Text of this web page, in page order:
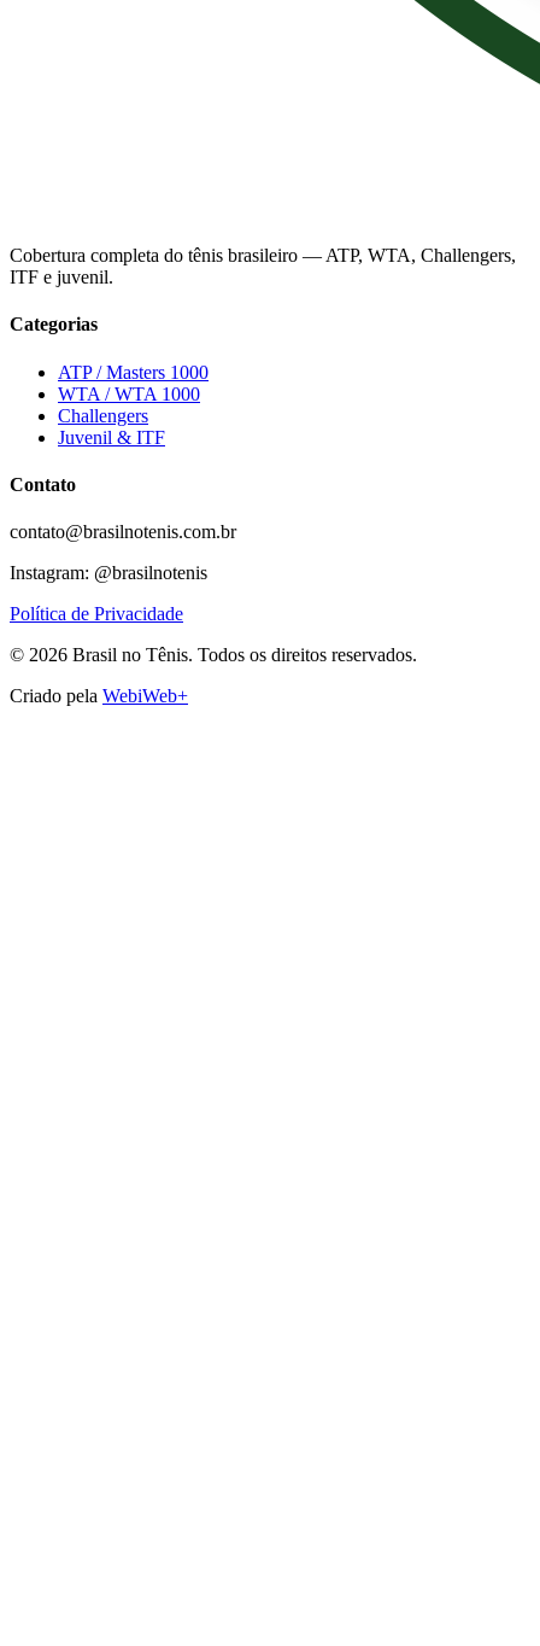
Cobertura completa do tênis brasileiro — ATP, WTA, Challengers,
ITF e juvenil.
Categorias
ATP / Masters 1000
WTA / WTA 1000
Challengers
Juvenil & ITF
Contato
contato@brasilnotenis.com.br
Instagram: @brasilnotenis
Política de Privacidade
© 2026 Brasil no Tênis. Todos os direitos reservados.
Criado pela WebiWeb+